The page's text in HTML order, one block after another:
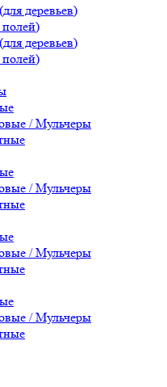
деревьев)
деревьев)
/ Мульчеры
/ Мульчеры
/ Мульчеры
/ Мульчеры